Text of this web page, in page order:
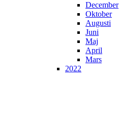
December
Oktober
Augusti
Juni
Maj
April
Mars
2022